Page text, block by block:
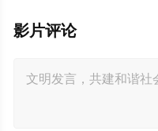
影片评论